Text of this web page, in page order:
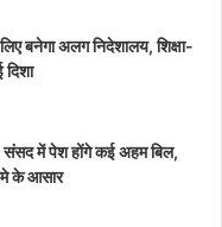
बनेगा अलग निदेशालय, शिक्षा-
दिशा
संसद में पेश होंगे कई अहम बिल,
के आसार